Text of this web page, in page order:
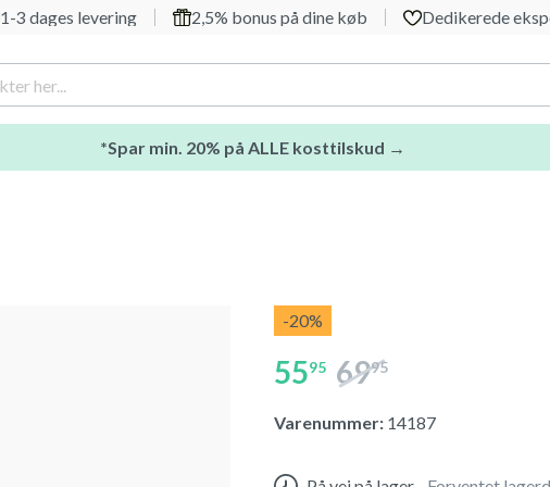
1-3 dages levering 2,5% bonus på dine køb Dedikerede
*Spar min. 20% på ALLE kosttilskud →
-20%
5595 6995
Varenummer: 14187